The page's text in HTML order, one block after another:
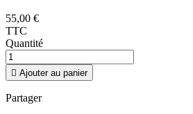
55,00 €
TTC
Quantité
 Ajouter au panier
Partager